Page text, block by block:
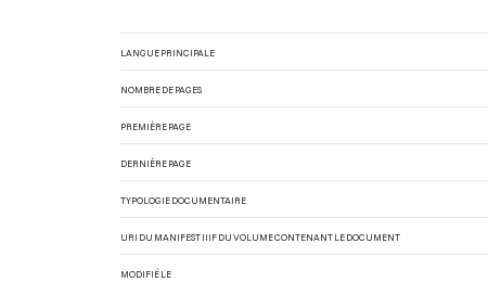
LANGUE PRINCIPALE
NOMBRE DE PAGES
PREMIÈRE PAGE
DERNIÈRE PAGE
TYPOLOGIE DOCUMENTAIRE
URI DU MANIFEST IIIF DU VOLUME CONTENANT LE DOCUMENT
MODIFIÉ LE